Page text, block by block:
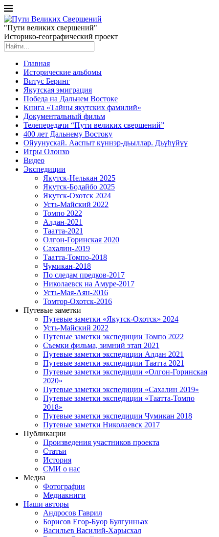
"Пути великих свершений"
Историко-географический проект
Главная
Исторические альбомы
Витус Беринг
Якутская эмиграция
Победа на Дальнем Востоке
Книга «Тайны якутских фамилий»
Документальный фильм
Телепередачи “Пути великих свершений”
400 лет Дальнему Востоку
Ойуунускай. Ааспыт күннэр-дьыллар. Дьүһүйүү
Игры Олонхо
Видео
Экспедиции
Якутск-Нелькан 2025
Якутск-Бодайбо 2025
Якутск-Охотск 2024
Усть-Майский 2022
Томпо 2022
Алдан-2021
Таатта-2021
Олгон-Горинская 2020
Сахалин-2019
Таатта-Томпо-2018
Чумикан-2018
По следам предков-2017
Николаевск на Амуре-2017
Усть-Мая-Аян-2016
Томтор-Охотск-2016
Путевые заметки
Путевые заметки «Якутск-Охотск» 2024
Усть-Майский 2022
Путевые заметки экспедиции Томпо 2022
Съемки фильма, зимний этап 2021
Путевые заметки экспедиции Алдан 2021
Путевые заметки экспедиции Таатта 2021
Путевые заметки экспедиции «Олгон-Горинская
2020»
Путевые заметки экспедиции «Сахалин 2019»
Путевые заметки экспедиции «Таатта-Томпо
2018»
Путевые заметки экспедиции Чумикан 2018
Путевые заметки Николаевск 2017
Публикации
Произведения участников проекта
Статьи
История
СМИ о нас
Медиа
Фотографии
Медиакниги
Наши авторы
Андросов Гаврил
Борисов Егор-Буор Булгунньах
Васильев Василий-Харысхал